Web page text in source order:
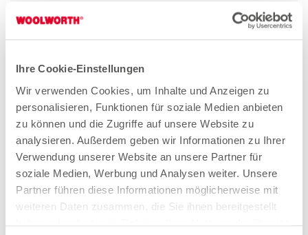
Ihre Cookie-Einstellungen
Wir verwenden Cookies, um Inhalte und Anzeigen zu
personalisieren, Funktionen für soziale Medien anbieten
zu können und die Zugriffe auf unsere Website zu
analysieren. Außerdem geben wir Informationen zu Ihrer
Verwendung unserer Website an unsere Partner für
soziale Medien, Werbung und Analysen weiter. Unsere
Partner führen diese Informationen möglicherweise mit
weiteren Daten zusammen, die Sie ihnen bereitgestellt
Quereinsteiger Verkauf Teilzeit (gn*)
Zum Stellenangebot
Verkäuferin Teilzeit (gn*)
Zum Stellenangebot